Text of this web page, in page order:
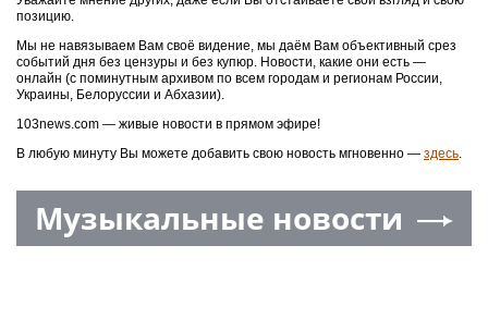
позицию.
Мы не навязываем Вам своё видение, мы даём Вам объективный срез
событий дня без цензуры и без купюр. Новости, какие они есть —
онлайн (с поминутным архивом по всем городам и регионам России,
Украины, Белоруссии и Абхазии).
103news.com — живые новости в прямом эфире!
В любую минуту Вы можете добавить свою новость мгновенно — здесь.
Музыкальные новости